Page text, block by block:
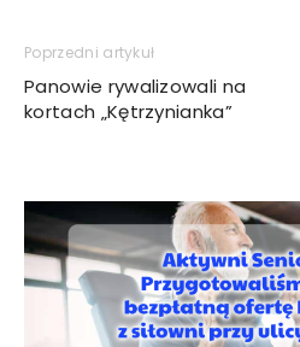
Poprzedni artykuł
Panowie rywalizowali na
kortach „Kętrzynianka”